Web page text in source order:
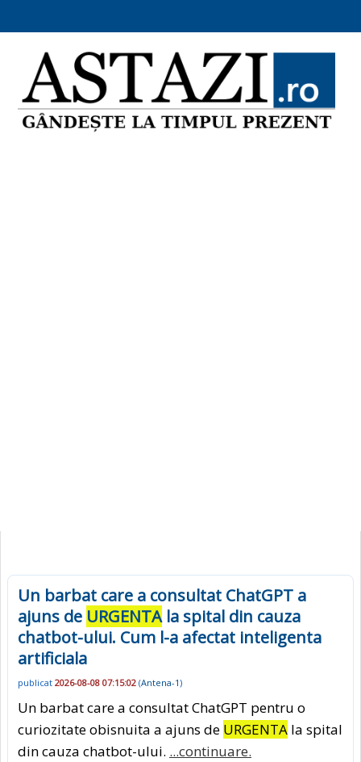
Un barbat care a consultat ChatGPT a
ajuns de URGENTAla spital din cauza
chatbot-ului. Cum l-a afectat inteligenta
artificiala
publicat 2026-08-08 07:15:02 (Antena-1)
Un barbat care a consultat ChatGPT pentru o
curiozitate obisnuita a ajuns de URGENTA la spital
din cauza chatbot-ului. ...continuare.